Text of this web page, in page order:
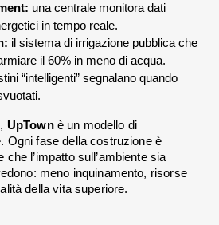
una centrale monitora dati
in tempo reale.
il sistema di irrigazione pubblica che
il 60% in meno di acqua.
“intelligenti” segnalano quando
UpTown è un modello di
Ogni fase della costruzione è
che l’impatto sull’ambiente sia
meno inquinamento, risorse
della vita superiore.